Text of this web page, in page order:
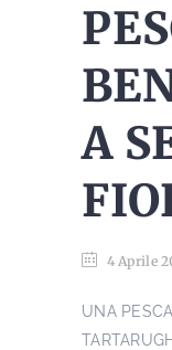
A
4 Aprile
UNA